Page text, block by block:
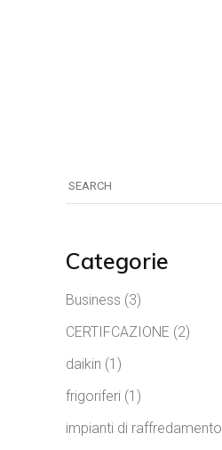
for:
Categorie
Business (3)
CERTIFCAZIONE (2)
daikin (1)
frigoriferi (1)
impianti di raffredamento